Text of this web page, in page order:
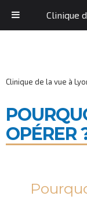
Clinique de la vue à
OPÉRER
Clinique